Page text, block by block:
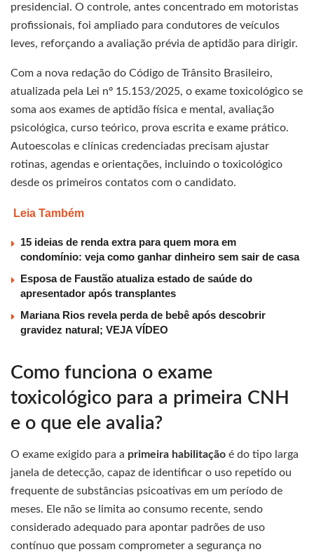
presidencial. O controle, antes concentrado em motoristas
profissionais, foi ampliado para condutores de veículos
leves, reforçando a avaliação prévia de aptidão para dirigir.
Com a nova redação do Código de Trânsito Brasileiro,
atualizada pela Lei nº 15.153/2025, o exame toxicológico se
soma aos exames de aptidão física e mental, avaliação
psicológica, curso teórico, prova escrita e exame prático.
Autoescolas e clínicas credenciadas precisam ajustar
rotinas, agendas e orientações, incluindo o toxicológico
desde os primeiros contatos com o candidato.
Leia Também
15 ideias de renda extra para quem mora em
condomínio: veja como ganhar dinheiro sem sair de casa
Esposa de Faustão atualiza estado de saúde do
apresentador após transplantes
Mariana Rios revela perda de bebê após descobrir
gravidez natural; VEJA VÍDEO
Como funciona o exame
toxicológico para a primeira CNH
e o que ele avalia?
O exame exigido para a primeira habilitação é do tipo larga
janela de detecção, capaz de identificar o uso repetido ou
frequente de substâncias psicoativas em um período de
meses. Ele não se limita ao consumo recente, sendo
considerado adequado para apontar padrões de uso
contínuo que possam comprometer a segurança no